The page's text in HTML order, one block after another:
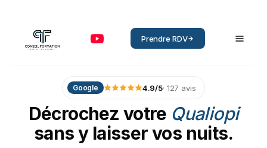
Prendre RDV
Google 4.9/5· 127 avis
Décrochez votre Qualiopi
sansy laisservos nuits.